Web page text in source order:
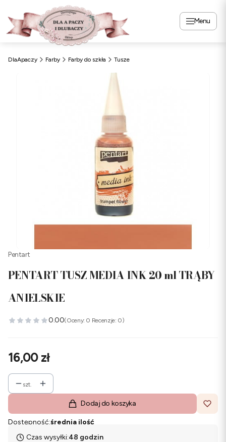
Menu
DlaApaczy Farby Farby do szkła Tusze
Pentart
PENTART TUSZ MEDIA INK 20 ml TRĄBY
ANIELSKIE
0.00(Oceny: 0 Recenzje: 0)
Cena
16,00 zł
szt.
Dodaj do koszyka
Dostępność:średnia ilość
Czas wysyłki:48 godzin